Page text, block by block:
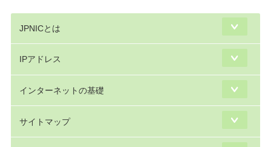
JPNICとは
IPアドレス
インターネットの基礎
サイトマップ